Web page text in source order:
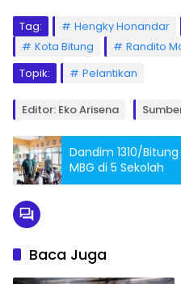
Tag: Hengky Honandar
Kota Bitung
Randito
Topik:
Pelantikan
Editor: Eko Arisena
Dandim 1310/
MBG di 5 Sekolah
Baca Juga